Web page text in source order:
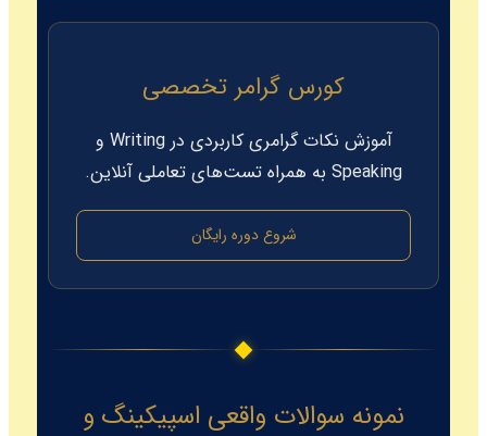
کورس گرامر تخصصی
آموزش نکات گرامری کاربردی در Writing و
Speaking به همراه تست‌های تعاملی آنلاین.
شروع دوره رایگان
نمونه سوالات واقعی اسپیکینگ و